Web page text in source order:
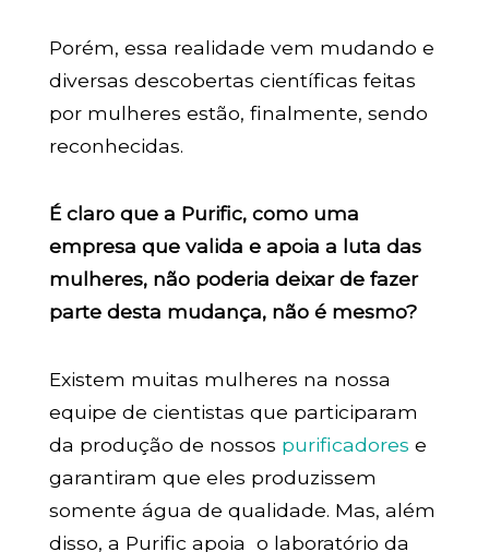
Porém, essa realidade vem mudando e
diversas descobertas científicas feitas
por mulheres estão, finalmente, sendo
reconhecidas.
É claro que a Purific, como uma
empresa que valida e apoia a luta das
mulheres, não poderia deixar de fazer
parte desta mudança, não é mesmo?
Existem muitas mulheres na nossa
equipe de cientistas que participaram
da produção de nossos purificadores e
garantiram que eles produzissem
somente água de qualidade. Mas, além
disso, a Purific apoia o laboratório da